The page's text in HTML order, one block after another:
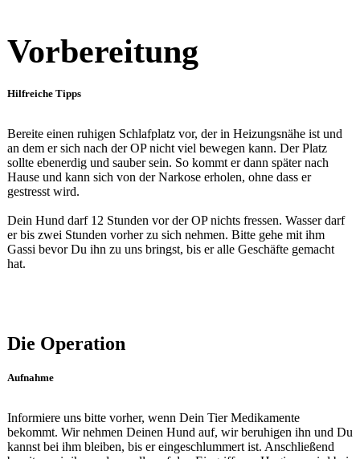
Vorbereitung
Hilfreiche Tipps
Bereite einen ruhigen Schlafplatz vor, der in Heizungsnähe ist und
an dem er sich nach der OP nicht viel bewegen kann. Der Platz
sollte ebenerdig und sauber sein. So kommt er dann später nach
Hause und kann sich von der Narkose erholen, ohne dass er
gestresst wird.
Dein Hund darf 12 Stunden vor der OP nichts fressen. Wasser darf
er bis zwei Stunden vorher zu sich nehmen. Bitte gehe mit ihm
Gassi bevor Du ihn zu uns bringst, bis er alle Geschäfte gemacht
hat.
Die Operation
Aufnahme
Informiere uns bitte vorher, wenn Dein Tier Medikamente
bekommt. Wir nehmen Deinen Hund auf, wir beruhigen ihn und Du
kannst bei ihm bleiben, bis er eingeschlummert ist. Anschließend